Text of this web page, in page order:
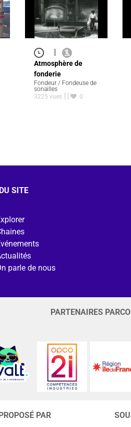
Atmosphère de
fonderie
Fondeur / Fondeuse de
sonailles
3225 vues
0
SITE
parle de nous
PARTENAIRES
PAR